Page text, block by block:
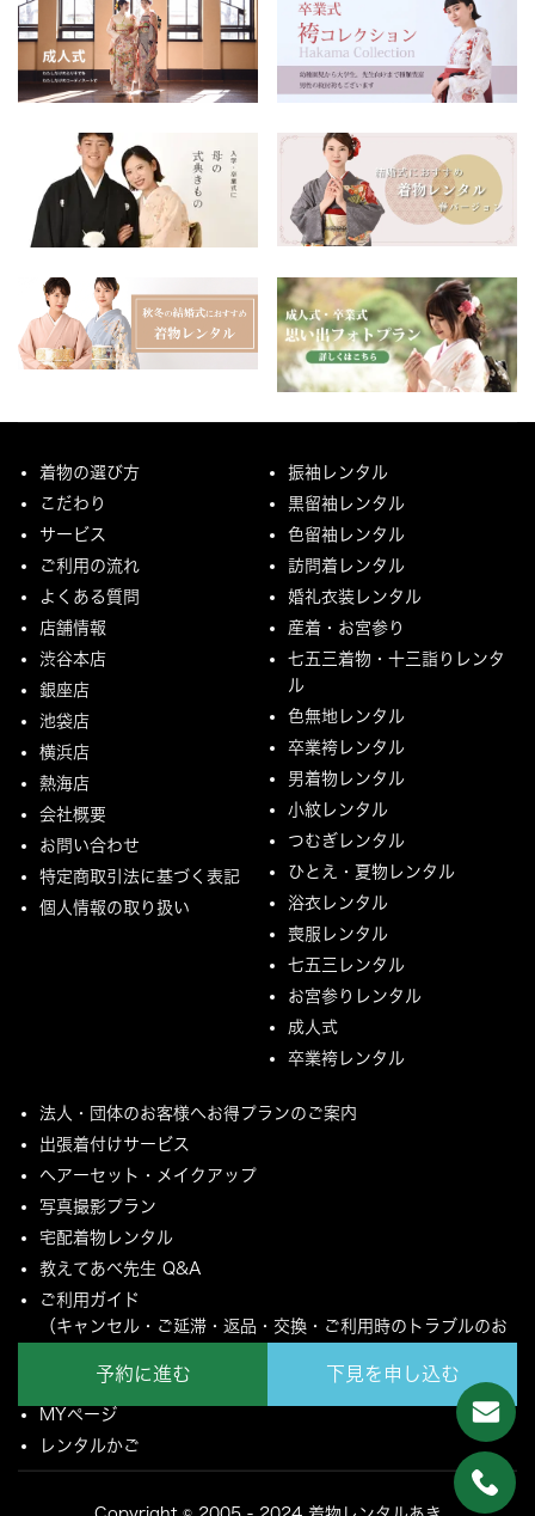
予約に進む 下見を申し込む
着物の選び方
こだわり
サービス
ご利用の流れ
よくある質問
店舗情報
渋谷本店
銀座店
池袋店
横浜店
熱海店
会社概要
お問い合わせ
特定商取引法に基づく表記
個人情報の取り扱い
振袖レンタル
黒留袖レンタル
色留袖レンタル
訪問着レンタル
婚礼衣装レンタル
産着・お宮参り
七五三着物・十三詣りレンタ
ル
色無地レンタル
卒業袴レンタル
男着物レンタル
小紋レンタル
つむぎレンタル
ひとえ・夏物レンタル
浴衣レンタル
喪服レンタル
七五三レンタル
お宮参りレンタル
成人式
卒業袴レンタル
法人・団体のお客様へお得プランのご案内
出張着付けサービス
ヘアーセット・メイクアップ
写真撮影プラン
宅配着物レンタル
教えてあべ先生 Q&A
ご利用ガイド
（キャンセル・ご延滞・返品・交換・ご利用時のトラブルのお
ご配送とご返却について
MYページ
レンタルかご